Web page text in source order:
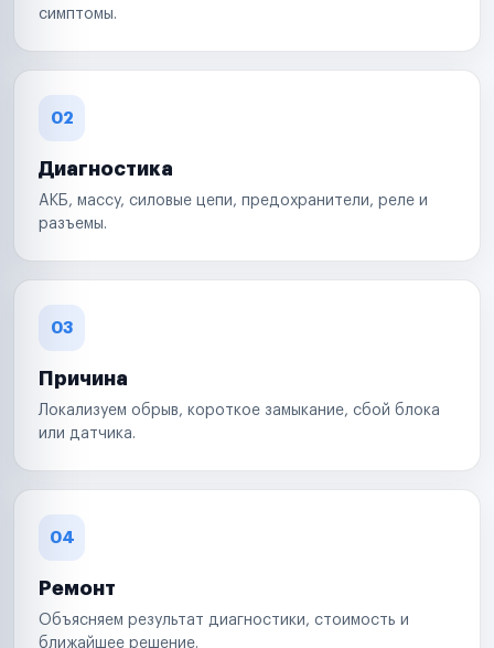
симптомы.
02
Диагностика
АКБ, массу, силовые цепи, предохранители, реле и
разъемы.
03
Причина
Локализуем обрыв, короткое замыкание, сбой блока
или датчика.
04
Ремонт
Объясняем результат диагностики, стоимость и
ближайшее решение.